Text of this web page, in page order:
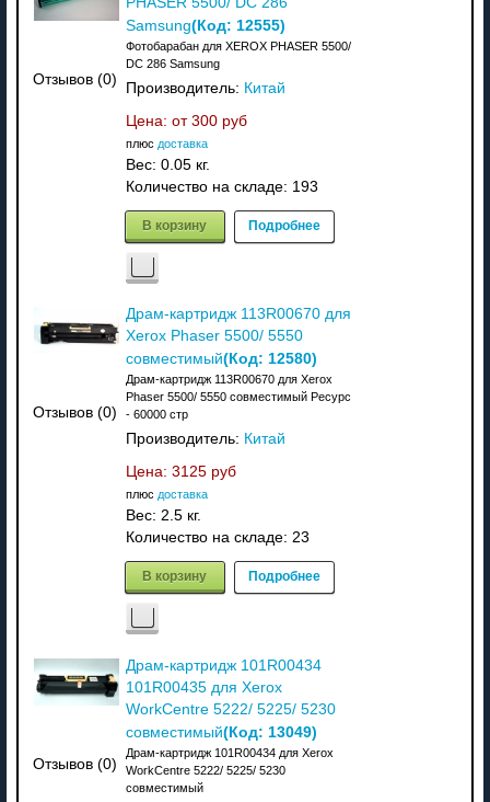
Отзывов (0)
Samsung(Код: 12555)
Фотобарабан для XEROX PHASER 5500/
DC 286 Samsung
Производитель: Китай
Цена: от 300 руб
плюс доставка
Вес: 0.05 кг.
Количество на складе: 193
В корзину Подробнее
Отзывов (0)
Драм-картридж 113R00670 для
Xerox Phaser 5500/ 5550
совместимый(Код: 12580)
Драм-картридж 113R00670 для Xerox
Phaser 5500/ 5550 совместимый Ресурс
- 60000 стр
Производитель: Китай
Цена: 3125 руб
плюс доставка
Вес: 2.5 кг.
Количество на складе: 23
В корзину Подробнее
Отзывов (0)
Драм-картридж 101R00434
101R00435 для Xerox
WorkCentre 5222/ 5225/ 5230
совместимый(Код: 13049)
Драм-картридж 101R00434 для Xerox
WorkCentre 5222/ 5225/ 5230
совместимый